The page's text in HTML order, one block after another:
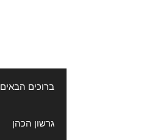
ברוכים הבאים
גרשון הכהן